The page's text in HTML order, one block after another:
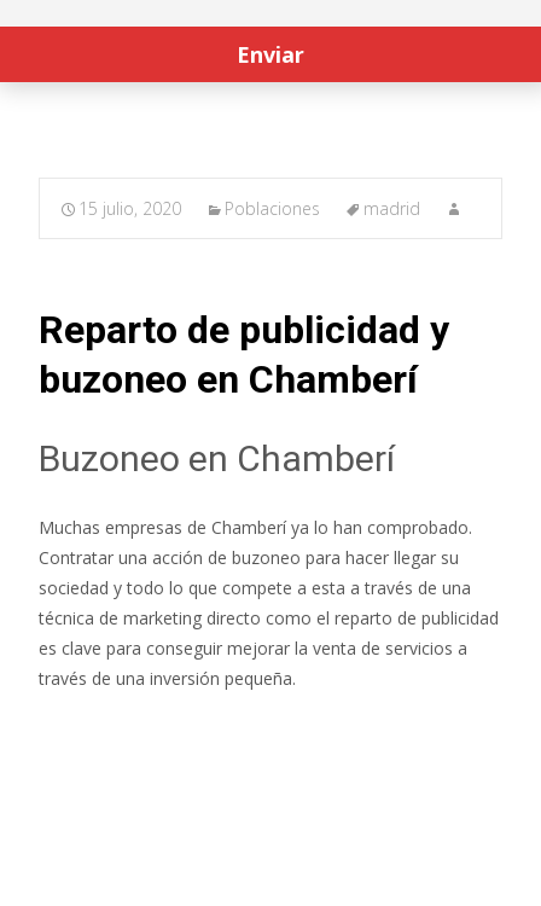
15 julio, 2020 Poblaciones madrid
Reparto de publicidad y
buzoneo en Chamberí
Buzoneo en Chamberí
Muchas empresas de Chamberí ya lo han comprobado.
Contratar una acción de buzoneo para hacer llegar su
sociedad y todo lo que compete a esta a través de una
técnica de marketing directo como el reparto de publicidad
es clave para conseguir mejorar la venta de servicios a
través de una inversión pequeña.